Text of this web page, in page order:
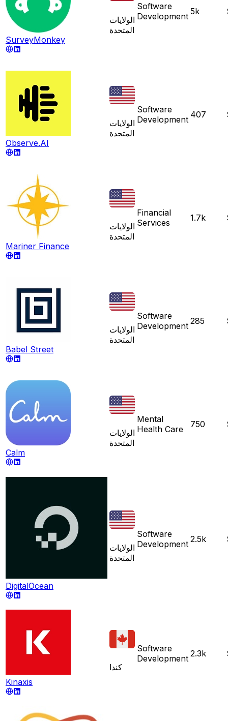
SurveyMonkey
الولايات
المتحدة
Software
Development 5k
Observe.AI
الولايات
المتحدة
Software
Development 407
Mariner Finance
الولايات
المتحدة
Financial
Services
1.7k
Babel Street
الولايات
المتحدة
Software
Development 285
Calm
الولايات
المتحدة
Mental
Health Care
750
DigitalOcean
الولايات
المتحدة
Software
Development 2.5k
Kinaxis
كندا
Software
Development 2.3k